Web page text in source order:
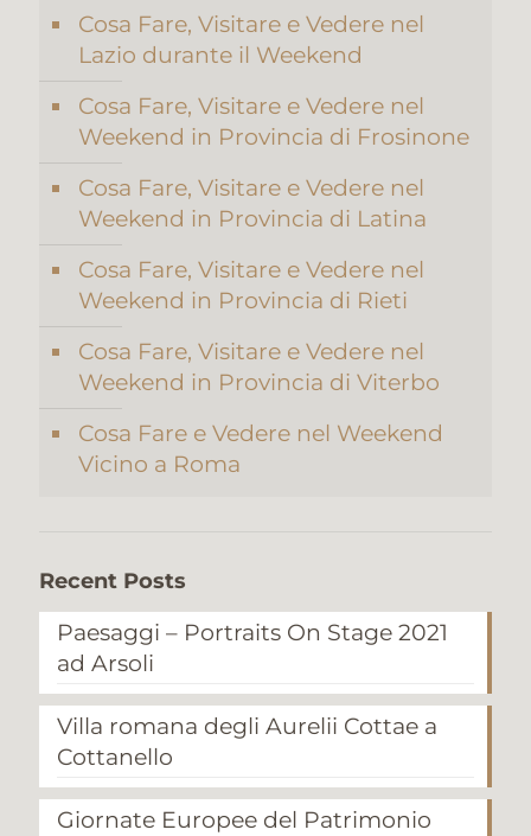
Cosa Fare, Visitare e Vedere nel
Lazio durante il Weekend
Cosa Fare, Visitare e Vedere nel
Weekend in Provincia di Frosinone
Cosa Fare, Visitare e Vedere nel
Weekend in Provincia di Latina
Cosa Fare, Visitare e Vedere nel
Weekend in Provincia di Rieti
Cosa Fare, Visitare e Vedere nel
Weekend in Provincia di Viterbo
Cosa Fare e Vedere nel Weekend
Vicino a Roma
Recent Posts
Paesaggi – Portraits On Stage 2021
ad Arsoli
Villa romana degli Aurelii Cottae a
Cottanello
Giornate Europee del Patrimonio